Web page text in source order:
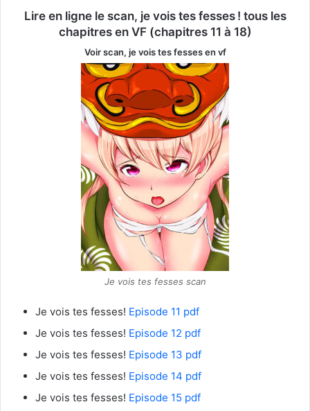
Lire en ligne le scan, je vois tes fesses ! tous les
chapitres en VF (chapitres 11 à 18)
Voir scan, jevois tes fessesen vf
Je vois tes fesses scan
Je vois tes fesses! Episode 11 pdf
Je vois tes fesses! Episode 12 pdf
Je vois tes fesses! Episode 13 pdf
Je vois tes fesses! Episode 14 pdf
Je vois tes fesses! Episode 15 pdf